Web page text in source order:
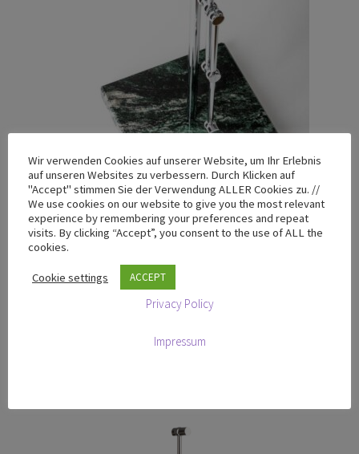
T-100 Chrome Edition mit Sockel aus Verde Lapponia
Granit
759,00Ursprünglicher
Preis
€759,00
€649,00
Preis
€649,00.
Wir verwenden Cookies auf unserer Website, um Ihr Erlebnis
auf unseren Websites zu verbessern. Durch Klicken auf
"Accept" stimmen Sie der Verwendung ALLER Cookies zu. //
We use cookies on our website to give you the most relevant
experience by remembering your preferences and repeat
visits. By clicking “Accept”, you consent to the use of ALL the
cookies.
Cookie settings ACCEPT
Privacy Policy
Impressum